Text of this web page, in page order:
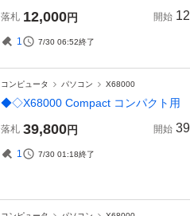
落札 12,000円 開始
1 7/30 06:52終了
コンピュータ パソコン X68000
◆◇X68000 Compact コンパクト
落札 39,800円 開始
1 7/30 01:18終了